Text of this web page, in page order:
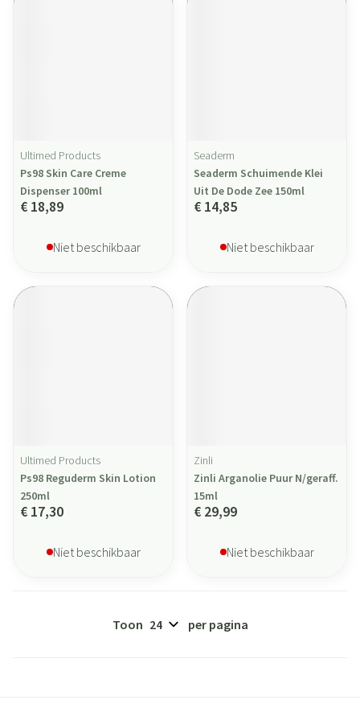
Ultimed Products
Ps98 Skin Care Creme
Dispenser 100ml
€ 18,89
Niet beschikbaar
Seaderm
Seaderm Schuimende Klei
Uit De Dode Zee 150ml
€ 14,85
Niet beschikbaar
Ultimed Products
Ps98 Reguderm Skin Lotion
250ml
€ 17,30
Niet beschikbaar
Zinli
Zinli Arganolie Puur N/geraff.
15ml
€ 29,99
Niet beschikbaar
Toon per pagina